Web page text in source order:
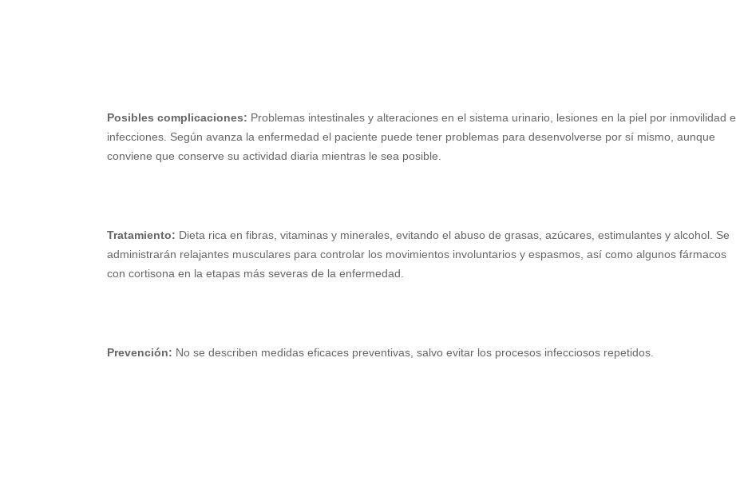
Posibles complicaciones: Problemas intestinales y alteraciones en el sistema urinario, lesiones en la piel por inmovilidad e
infecciones. Según avanza la enfermedad el paciente puede tener problemas para desenvolverse por sí mismo, aunque
conviene que conserve su actividad diaria mientras le sea posible.
Tratamiento: Dieta rica en fibras, vitaminas y minerales, evitando el abuso de grasas, azúcares, estimulantes y alcohol. Se
administrarán relajantes musculares para controlar los movimientos involuntarios y espasmos, así como algunos fármacos
con cortisona en la etapas más severas de la enfermedad.
Prevención: No se describen medidas eficaces preventivas, salvo evitar los procesos infecciosos repetidos.